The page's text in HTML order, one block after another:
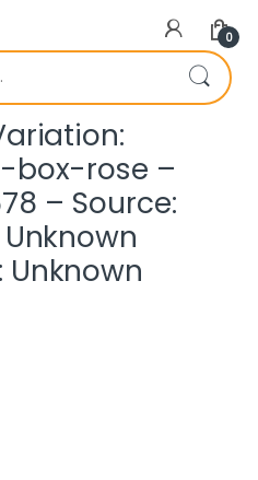
0
box-rose –
– Source:
Unknown